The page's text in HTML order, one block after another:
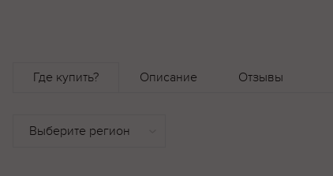
Где купить? Описание Отзывы